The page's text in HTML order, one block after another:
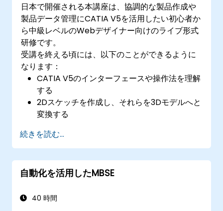
日本で開催される本講座は、協調的な製品作成や
製品データ管理にCATIA V5を活用したい初心者か
ら中級レベルのWebデザイナー向けのライブ形式
研修です。
受講を終える頃には、以下のことができるように
なります：
CATIA V5のインターフェースや操作法を理解
する
2Dスケッチを作成し、それらを3Dモデルへと
変換する
ブリを構築する
続きを読む...
自動化を活用したMBSE
40 時間